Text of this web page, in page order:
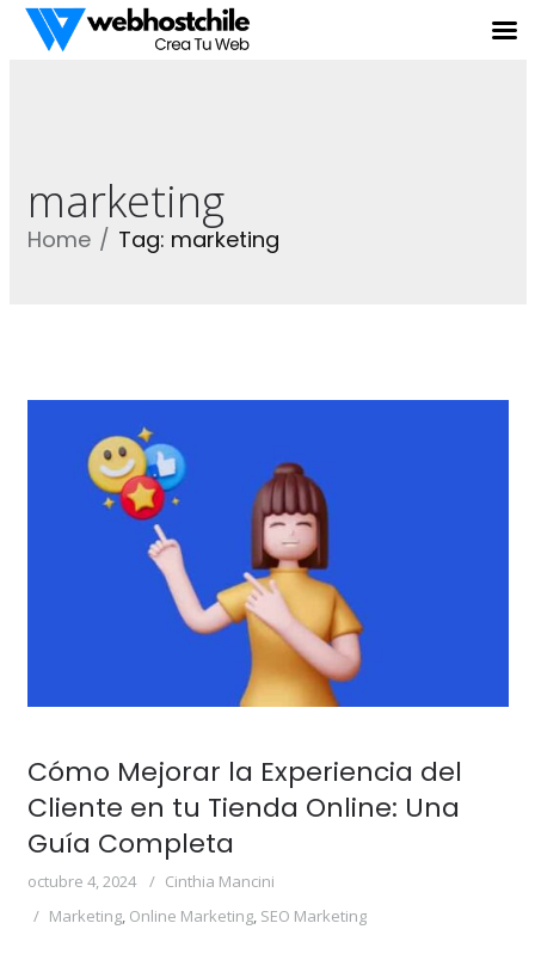
marketing
Home Tag: marketing
Cómo Mejorar la Experiencia del
Cliente en tu Tienda Online: Una
Guía Completa
octubre 4, 2024
Cinthia Mancini
Marketing, Online Marketing, SEO Marketing